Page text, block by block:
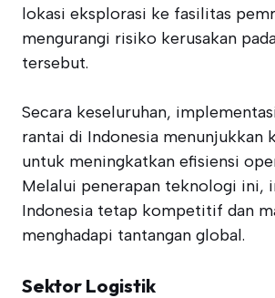
lokasi eksplorasi ke fasilitas
mengurangi risiko kerusakan
tersebut.
Secara keseluruhan,
rantai di Indonesia menunjukkan
untuk meningkatkan efisiensi
Melalui penerapan teknologi ini,
Indonesia tetap kompetitif dan
menghadapi tantangan global.
Sektor Logistik